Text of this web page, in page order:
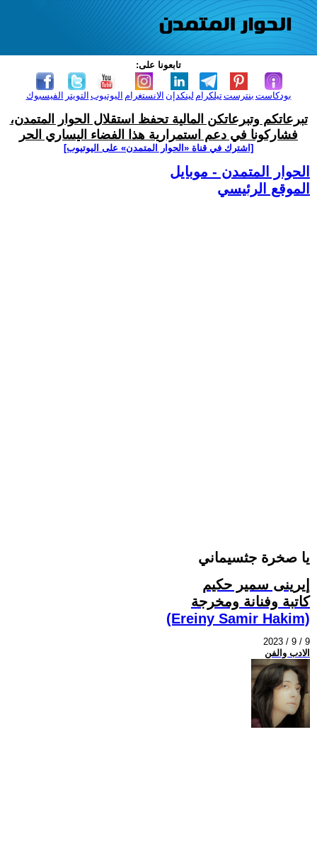
تابعونا على:
الفيسبوك التويتر اليوتيوب الانستغرام لينكدإن تيلكرامبنترست بودكاست
تبرعاتكم وتبرعاتكن المالية تحفظ استقلال الحوار المتمدن،
فشاركونا في دعم استمرارية هذا الفضاء اليساري الحر
[اشترك في قناة ‫«الحوار المتمدن» على اليوتيوب]
الحوار المتمدن - موبايل
الموقع الرئيسي
يا صخرة جثسيماني
إيرينى سمير حكيم
كاتبة وفنانة ومخرجة
(Ereiny Samir Hakim)
2023 / 9 / 9
الادب والفن